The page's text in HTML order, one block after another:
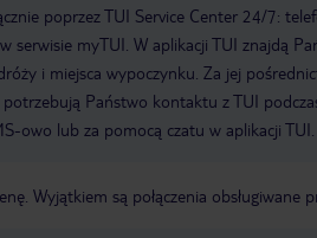
poprzez TUI Service Center 24/7:
serwisie myTUI. W aplikacji TUI znajdą
i miejsca wypoczynku. Za jej
Państwo kontaktu z TUI
owo lub za pomocą czatu w aplikacji TUI.
Wyjątkiem są połączenia obsługiwane